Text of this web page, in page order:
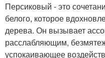
Персиковый - это
белого, которое
дерева. Он вызывает
расслабляющим,
успокаивающее